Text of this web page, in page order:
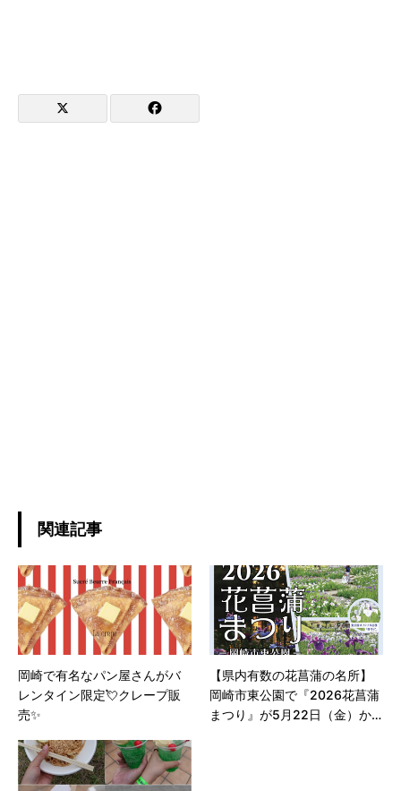
関連記事
岡崎で有名なパン屋さんがバ
レンタイン限定💘クレープ販
売✨
【県内有数の花菖蒲の名所】
岡崎市東公園で『2026花菖蒲
まつり』が5月22日（金）か